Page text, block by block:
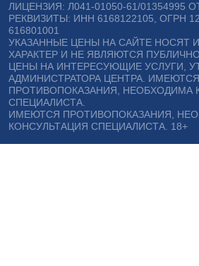
ЛИЦЕНЗИЯ: Л041-01050-61/01354995
РЕКВИЗИТЫ: ИНН 6168122105, ОГРН
616801001
УКАЗАННЫЕ ЦЕНЫ НА САЙТЕ НОСЯТ
ХАРАКТЕР И НЕ ЯВЛЯЮТСЯ
ЦЕНЫ НА ИНТЕРЕСУЮЩИЕ УСЛУГИ,
АДМИНИСТРАТОРА ЦЕНТРА. ИМЕЮТСЯ
ПРОТИВОПОКАЗАНИЯ, НЕОБХОДИМА
СПЕЦИАЛИСТА.
ИМЕЮТСЯ ПРОТИВОПОКАЗАНИЯ,
КОНСУЛЬТАЦИЯ СПЕЦИАЛИСТА. 18+